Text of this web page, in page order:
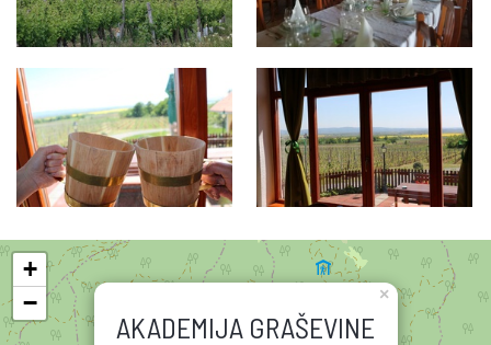
AKADEMIJA GRAŠEVINE
×
+
−